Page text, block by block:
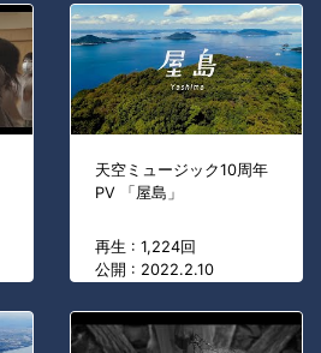
天空ミュージック10周年
PV 「屋島」
再生 : 1,224回
公開 : 2022.2.10